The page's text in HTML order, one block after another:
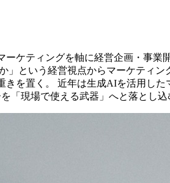
ケティングを軸に経営企画・事
という経営視点からマーケティ
を置く。 近年は生成AIを活用し
現場で使える武器」へと落とし